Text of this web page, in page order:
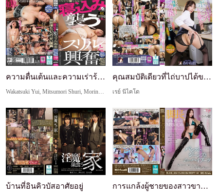
ความตื่นเต้นและความเร่าร้อนจากการลักหลับผู้หญิงขณ...
Wakatsuki Yui, Mitsumori Shuri, Morinaga Iroha, Nishio Marina, Masiro Huwari, เรย์ นิไคโด, คาโตะ ซึบากิ
คุณสมบัติเดียวที่ไถ่บาปได้ของพนักงานใหม่ที่แต่งงา...
เรย์ นิไคโด
บ้านที่อินคิวบัสอาศัยอยู่ การแกล้งผู้ชายของสาวขายาว: ถุงน่อง ผ้ายีนส์ และรอ...